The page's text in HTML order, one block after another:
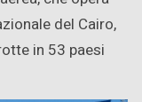
del Cairo,
in 53 paesi